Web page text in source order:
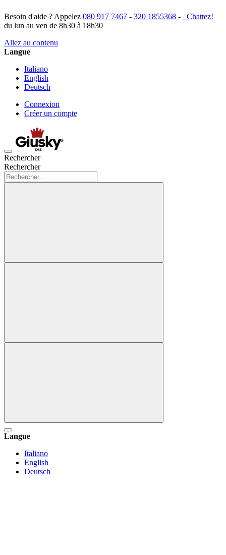
Besoin d'aide ? Appelez 080 917 7467 - 320 1855368 -
Chattez!
du lun au ven de 8h30 à 18h30
Allez au contenu
Langue
Italiano
English
Deutsch
Connexion
Créer un compte
Rechercher
Rechercher
Langue
Italiano
English
Deutsch